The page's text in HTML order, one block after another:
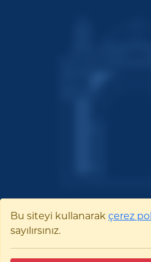
Bu siteyi kullanarak çerez
sayılırsınız.